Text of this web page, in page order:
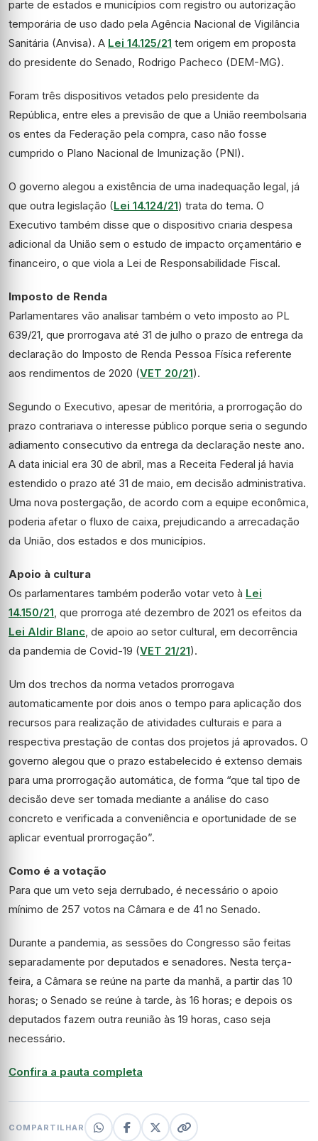
parte de estados e municípios com registro ou autorização
temporária de uso dado pela Agência Nacional de Vigilância
Sanitária (Anvisa). A Lei 14.125/21 tem origem em proposta
do presidente do Senado, Rodrigo Pacheco (DEM-MG).
Foram três dispositivos vetados pelo presidente da
República, entre eles a previsão de que a União reembolsaria
os entes da Federação pela compra, caso não fosse
cumprido o Plano Nacional de Imunização (PNI).
O governo alegou a existência de uma inadequação legal, já
que outra legislação (Lei 14.124/21) trata do tema. O
Executivo também disse que o dispositivo criaria despesa
adicional da União sem o estudo de impacto orçamentário e
financeiro, o que viola a Lei de Responsabilidade Fiscal.
Imposto de Renda
Parlamentares vão analisar também o veto imposto ao PL
639/21, que prorrogava até 31 de julho o prazo de entrega da
declaração do Imposto de Renda Pessoa Física referente
aos rendimentos de 2020 (VET 20/21).
Segundo o Executivo, apesar de meritória, a prorrogação do
prazo contrariava o interesse público porque seria o segundo
adiamento consecutivo da entrega da declaração neste ano.
A data inicial era 30 de abril, mas a Receita Federal já havia
estendido o prazo até 31 de maio, em decisão administrativa.
Uma nova postergação, de acordo com a equipe econômica,
poderia afetar o fluxo de caixa, prejudicando a arrecadação
da União, dos estados e dos municípios.
Apoio à cultura
Os parlamentares também poderão votar veto à Lei
14.150/21, que prorroga até dezembro de 2021 os efeitos da
Lei Aldir Blanc, de apoio ao setor cultural, em decorrência
da pandemia de Covid-19 (VET 21/21).
Um dos trechos da norma vetados prorrogava
automaticamente por dois anos o tempo para aplicação dos
recursos para realização de atividades culturais e para a
respectiva prestação de contas dos projetos já aprovados. O
governo alegou que o prazo estabelecido é extenso demais
para uma prorrogação automática, de forma “que tal tipo de
decisão deve ser tomada mediante a análise do caso
concreto e verificada a conveniência e oportunidade de se
aplicar eventual prorrogação”.
Como é a votação
Para que um veto seja derrubado, é necessário o apoio
mínimo de 257 votos na Câmara e de 41 no Senado.
Durante a pandemia, as sessões do Congresso são feitas
separadamente por deputados e senadores. Nesta terça-
feira, a Câmara se reúne na parte da manhã, a partir das 10
horas; o Senado se reúne à tarde, às 16 horas; e depois os
deputados fazem outra reunião às 19 horas, caso seja
necessário.
Confira a pauta completa
COMPARTILHAR